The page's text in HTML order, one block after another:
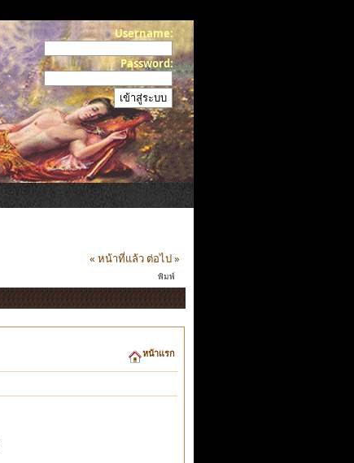
Username:
Password:
« หน้าที่แล้ว ต่อไป »
พิมพ์
หน้าแรก